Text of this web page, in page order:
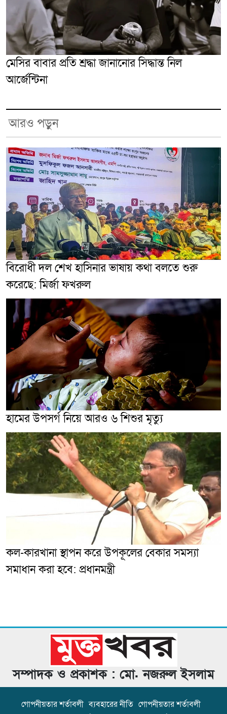
মেসির বাবার প্রতি শ্রদ্ধা জানানোর সিদ্ধান্ত নিল
আর্জেন্টিনা
আরও পড়ুন
বিরোধী দল শেখ হাসিনার ভাষায় কথা বলতে শুরু
করেছে: মির্জা ফখরুল
হামের উপসর্গ নিয়ে আরও ৬ শিশুর মৃত্যু
কল-কারখানা স্থাপন করে উপকূলের বেকার সমস্যা
সমাধান করা হবে: প্রধানমন্ত্রী
সম্পাদক ও প্রকাশক : মো. নজরুল ইসলাম
গোপনীয়তার শর্তাবলী ব্যবহারের নীতি গোপনীয়তার শর্তাবলী